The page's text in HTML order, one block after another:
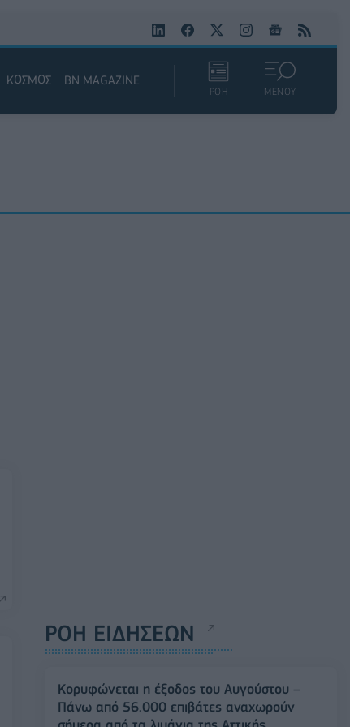
ΚΟΣΜΟΣ BN MAGAZINE
ΡΟΗ ΜΕΝΟΥ
ΡΟΗ ΕΙΔΗΣΕΩΝ
Κορυφώνεται η έξοδος του Αυγούστου –
Πάνω από 56.000 επιβάτες αναχωρούν